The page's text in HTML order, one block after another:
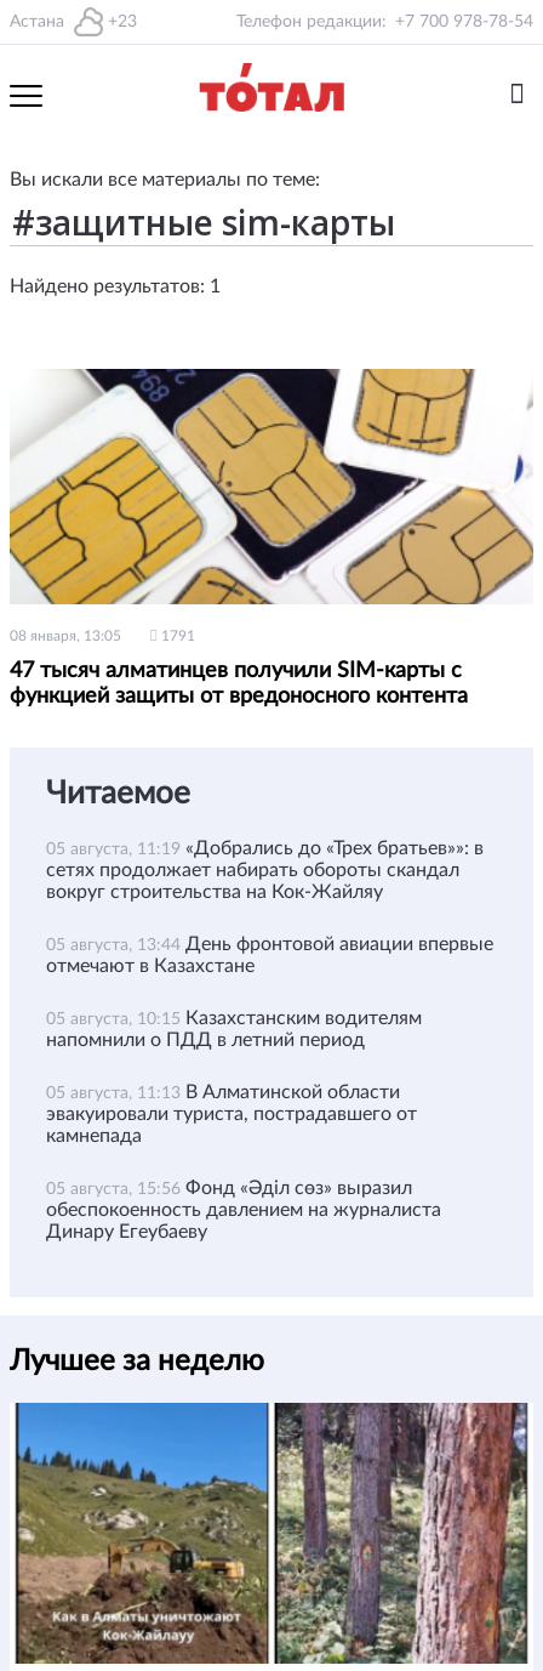
Астана +23 Телефон редакции: +7 700 978-78-54
Вы искали все материалы по теме:
Найдено результатов: 1
08 января, 13:05 1791
47 тысяч алматинцев получили SIM-карты с
функцией защиты от вредоносного контента
Читаемое
05 августа, 11:19 «Добрались до «Трех братьев»»: в
сетях продолжает набирать обороты скандал
вокруг строительства на Кок-Жайляу
05 августа, 13:44 День фронтовой авиации впервые
отмечают в Казахстане
05 августа, 10:15 Казахстанским водителям
напомнили о ПДД в летний период
05 августа, 11:13 В Алматинской области
эвакуировали туриста, пострадавшего от
камнепада
05 августа, 15:56 Фонд «Әділ сөз» выразил
обеспокоенность давлением на журналиста
Динару Егеубаеву
Лучшее за неделю